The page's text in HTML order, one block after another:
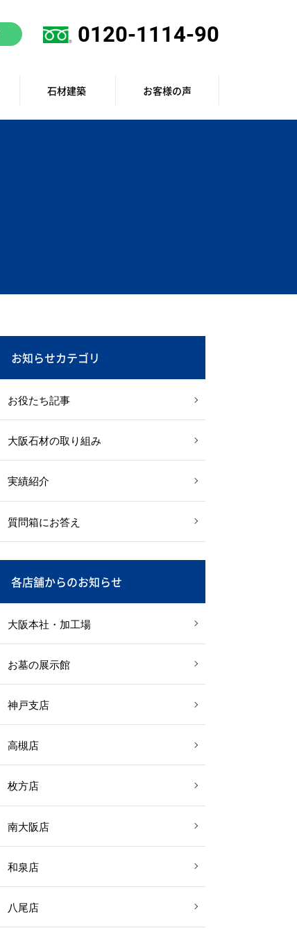
0120-1114-90
石材建築 お客様の声
お知らせカテゴリ
お役たち記事
大阪石材の取り組み
実績紹介
質問箱にお答え
各店舗からのお知らせ
大阪本社・加工場
お墓の展示館
神戸支店
高槻店
枚方店
南大阪店
和泉店
八尾店